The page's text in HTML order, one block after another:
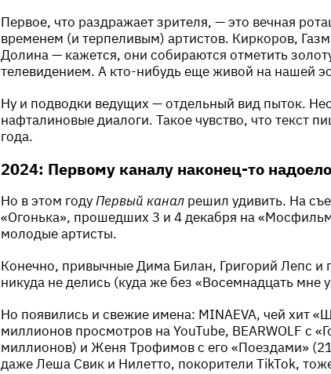
Первое, что раздражает зрителя, — это вечная
временем (и терпеливым) артистов. Киркоров,
Долина — кажется, они собираются отметить
телевидением. А кто-нибудь еще живой на нашей
Ну и подводки ведущих — отдельный вид пыток.
нафталиновые диалоги. Такое чувство, что текст
года.
2024: Первому каналу наконец-то
Но в этом годуПервый канал решил удивить. На
«Огонька», прошедших 3 и 4 декабря на
молодые артисты.
Конечно, привычные Дима Билан, Григорий Лепс и
никуда не делись (куда же без «Восемнадцать мне
Но появились и свежие имена: MINAEVA, чей хит
миллионов просмотров на YouTube, BEARWOLF с
миллионов) и Женя Трофимов с его «Поездами»
даже Леша Свик и Нилетто, покорители TikTok,